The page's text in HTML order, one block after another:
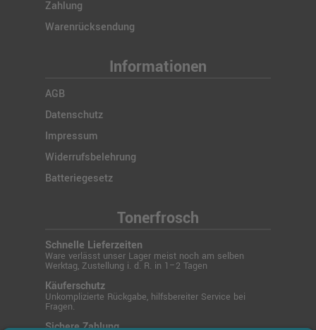
Zahlung
Warenrücksendung
Informationen
AGB
Datenschutz
Impressum
Widerrufsbelehrung
Batteriegesetz
Tonerfrosch
Schnelle Lieferzeiten
Ware verlässt unser Lager meist noch am selben
Werktag, Zustellung i. d. R. in 1–2 Tagen
Käuferschutz
Unkomplizierte Rückgabe, hilfsbereiter Service bei
Fragen.
Sichere Zahlung